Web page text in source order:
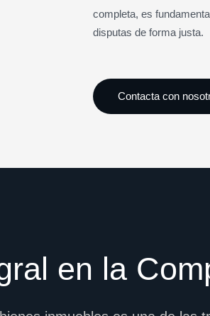
completa, es
disputas de forma justa.
en la